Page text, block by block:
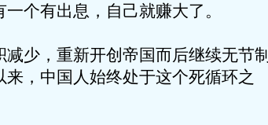
个有出息，自己就赚大了。
少，重新开创帝国而后继续无节制
，中国人始终处于这个死循环之